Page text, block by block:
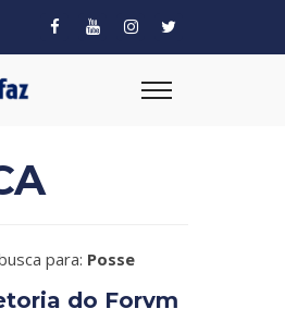
para: Posse
do Forvm